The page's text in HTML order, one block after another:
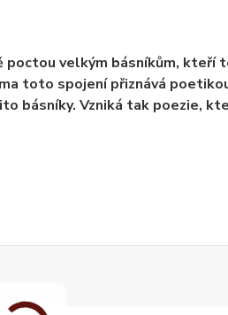
poctou velkým básníkům, kteří
toto spojení přiznává
básníky. Vzniká tak poezie,